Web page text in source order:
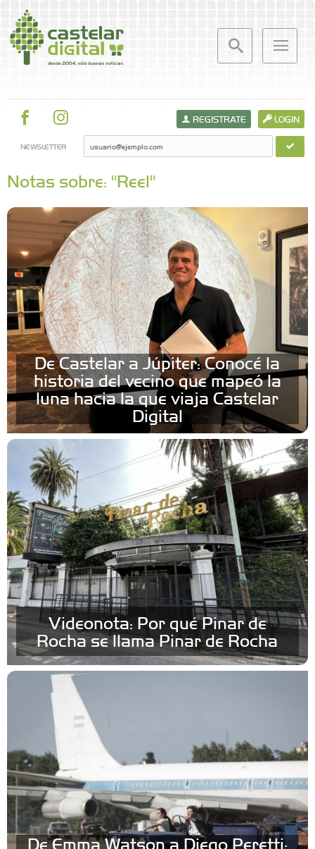
LOGIN
REGISTRATE
NEWSLETTER
Notas sobre: "Reel"
De Castelar a Júpiter: Conocé la
historia del vecino que mapeó la
luna hacia la que viaja Castelar
Digital
Videonota: Por qué Pinar de
Rocha se llama Pinar de Rocha
De Emma Watson a Diego Peretti: